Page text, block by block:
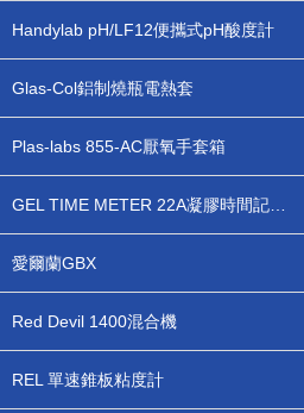
Handylab pH/LF12便攜式pH酸度計
Glas-Col鋁制燒瓶電熱套
Plas-labs 855-AC厭氧手套箱
愛爾蘭GBX
Red Devil 1400混合機
REL 單速錐板粘度計